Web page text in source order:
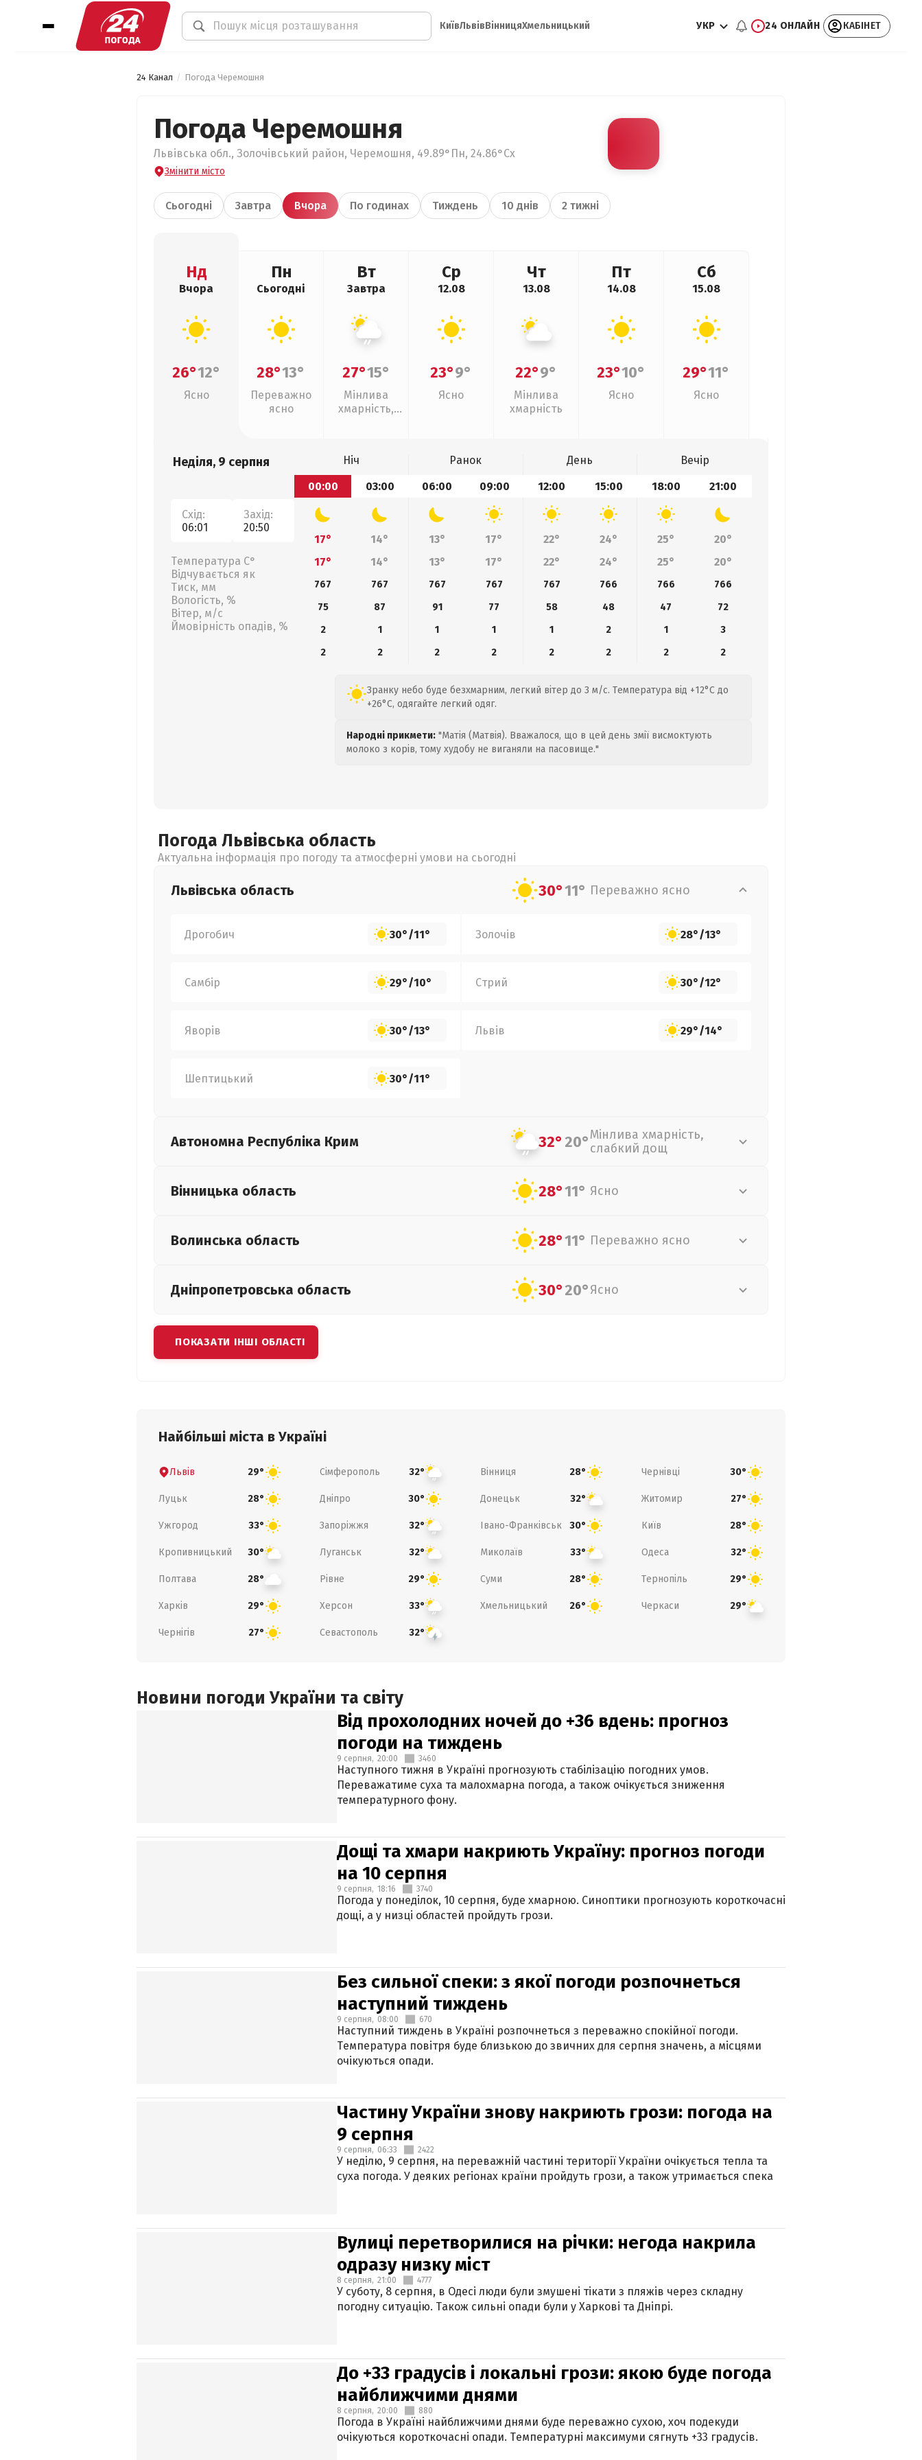
КиївЛьвівВінницяХмельницький УКР 24 ОНЛАЙН КАБІНЕТ
24 Канал Погода Черемошня
Погода Черемошня
Львівська обл., Золочівський район, Черемошня, 49.89°Пн, 24.86°Сх
Змінити місто
Сьогодні Завтра Вчора По годинах Тиждень 10 днів 2 тижні
Нд
Вчора
26°12°
Ясно
Пн
Сьогодні
28°13°
Переважно
ясно
Вт
Завтра
27°15°
Мінлива
хмарність,
Ср
12.08
23°9°
Ясно
Чт
13.08
22°9°
Мінлива
хмарність
Пт
14.08
23°10°
Ясно
Сб
15.08
29°11°
Ясно
Неділя, 9 серпня
Схід:
06:01
Захід:
20:50
Температура С°
Відчувається як
Тиск, мм
Вологість, %
Вітер, м/с
Ймовірність опадів, %
Ніч Ранок День
Вечір
00:00
03:00 06:00 09:00 12:00 15:00 18:00 21:00
17° 14° 13° 17° 22° 24° 25°
20°
17°
14° 13° 17° 22° 24° 25° 20°
767 767 767 767 767 766 766
766
75
87 91 77 58 48 47
72
2
1 1 1 1 2 1
3
2
2 2 2 2 2 2 2
Зранку небо буде безхмарним, легкий вітер до 3 м/с. Температура від +12°C до
+26°C, одягайте легкий одяг.
Народні прикмети: "Матія (Матвія). Вважалося, що в цей день змії висмоктують
молоко з корів, тому худобу не виганяли на пасовище."
Погода Львівська область
Актуальна інформація про погоду та атмосферні умови на сьогодні
Львівська область 30°11° Переважно ясно
Дрогобич 30°/11° Золочів 28°/13°
Самбір 29°/10° Стрий 30°/12°
Яворів 30°/13° Львів 29°/14°
Шептицький 30°/11°
Автономна Республіка Крим 32°20°Мінлива хмарність,
слабкий дощ
Вінницька область 28°11° Ясно
Волинська область 28°11° Переважно ясно
Дніпропетровська область 30°20°Ясно
ПОКАЗАТИ ІНШІ ОБЛАСТІ
Найбільші міста в Україні
Львів 29° Сімферополь 32° Вінниця 28° Чернівці 30°
Луцьк 28° Дніпро 30° Донецьк 32° Житомир 27°
Ужгород 33° Запоріжжя 32° Івано-Франківськ 30° Київ 28°
Кропивницький 30° Луганськ 32° Миколаїв 33° Одеса 32°
Полтава 28° Рівне 29° Суми 28° Тернопіль 29°
Харків 29° Херсон 33° Хмельницький 26° Черкаси 29°
Чернігів 27° Севастополь 32°
Новини погоди України та світу
Від прохолодних ночей до +36 вдень: прогноз
погоди на тиждень
9 серпня, 20:00 3460
Наступного тижня в Україні прогнозують стабілізацію погодних умов.
Переважатиме суха та малохмарна погода, а також очікується зниження
температурного фону.
Дощі та хмари накриють Україну: прогноз погоди
на 10 серпня
9 серпня, 18:16 3740
Погода у понеділок, 10 серпня, буде хмарною. Синоптики прогнозують короткочасні
дощі, а у низці областей пройдуть грози.
Без сильної спеки: з якої погоди розпочнеться
наступний тиждень
9 серпня, 08:00 670
Наступний тиждень в Україні розпочнеться з переважно спокійної погоди.
Температура повітря буде близькою до звичних для серпня значень, а місцями
очікуються опади.
Частину України знову накриють грози: погода на
9 серпня
9 серпня, 06:33 2422
У неділю, 9 серпня, на переважній частині території України очікується тепла та
суха погода. У деяких регіонах країни пройдуть грози, а також утримається спека
Вулиці перетворилися на річки: негода накрила
одразу низку міст
8 серпня, 21:00 4777
У суботу, 8 серпня, в Одесі люди були змушені тікати з пляжів через складну
погодну ситуацію. Також сильні опади були у Харкові та Дніпрі.
До +33 градусів і локальні грози: якою буде погода
найближчими днями
8 серпня, 20:00 880
Погода в Україні найближчими днями буде переважно сухою, хоч подекуди
очікуються короткочасні опади. Температурні максимуми сягнуть +33 градусів.